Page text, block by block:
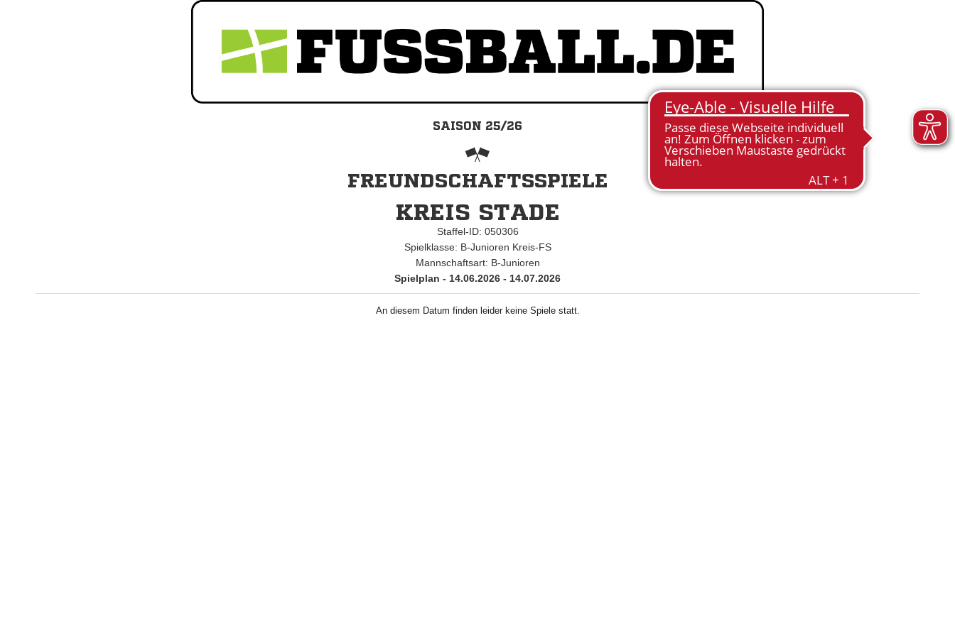
SAISON 25/26
FREUNDSCHAFTSSPIELE
KREIS STADE
Staffel-ID: 050306
Spielklasse: B-Junioren Kreis-FS
Mannschaftsart: B-Junioren
Spielplan - 14.06.2026 - 14.07.2026
An diesem Datum finden leider keine Spiele statt.